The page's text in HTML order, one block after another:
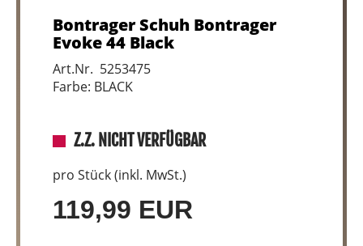
Bontrager Schuh Bontrager
Evoke 44 Black
Art.Nr. 5253475
Farbe: BLACK
Z.Z. NICHT VERFÜGBAR
pro Stück (inkl. MwSt.)
119,99 EUR